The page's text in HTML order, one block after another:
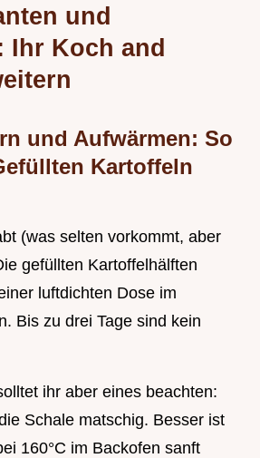
und
Ihr Koch and
und Aufwärmen: So
Kartoffeln
(was selten vorkommt, aber
gefüllten Kartoffelhälften
luftdichten Dose im
Bis zu drei Tage sind kein
ihr aber eines beachten:
Schale matschig. Besser ist
160°C im Backofen sanft